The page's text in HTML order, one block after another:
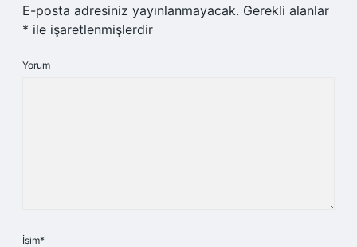
E-posta adresiniz yayınlanmayacak. Gerekli alanlar
* ile işaretlenmişlerdir
Yorum
İsim*